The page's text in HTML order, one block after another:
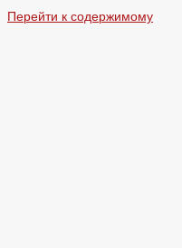
Перейти к содержимому